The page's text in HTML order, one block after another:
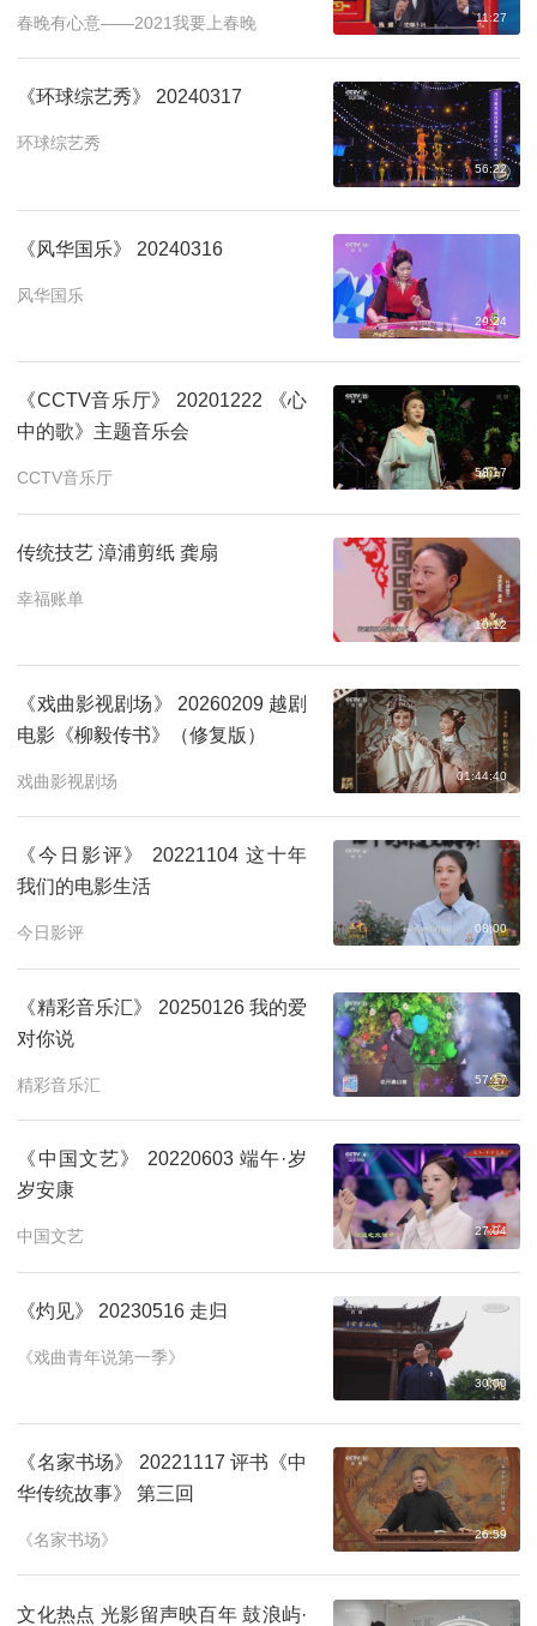
春晚有心意——2021我要上春晚 11:27
《环球综艺秀》 20240317
环球综艺秀
56:22
《风华国乐》 20240316
风华国乐
29:24
《CCTV音乐厅》 20201222 《心
中的歌》主题音乐会
CCTV音乐厅 58:17
传统技艺 漳浦剪纸 龚扇
幸福账单
10:12
《戏曲影视剧场》 20260209 越剧
电影《柳毅传书》（修复版）
戏曲影视剧场 01:44:40
《今日影评》 20221104 这十年
我们的电影生活
今日影评 08:00
《精彩音乐汇》 20250126 我的爱
对你说
精彩音乐汇 57:17
《中国文艺》 20220603 端午·岁
岁安康
中国文艺 27:04
《灼见》 20230516 走归
《戏曲青年说第一季》
30:00
《名家书场》 20221117 评书《中
华传统故事》 第三回
《名家书场》 26:59
文化热点 光影留声映百年 鼓浪屿·